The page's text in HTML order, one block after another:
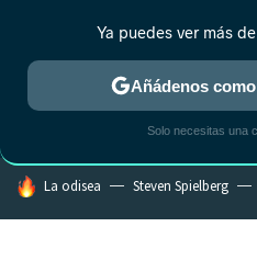
ESTRENOS REALITY
HOY SE HABLA DE
La odisea Steven Spielberg
Ya puedes ver más
Añádenos
Solo necesitas una